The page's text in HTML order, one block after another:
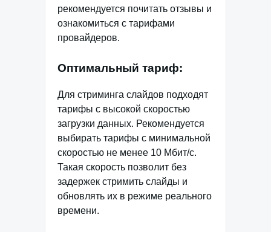
рекомендуется почитать отзывы и
ознакомиться с тарифами
провайдеров.
Оптимальный тариф:
Для стриминга слайдов подходят
тарифы с высокой скоростью
загрузки данных. Рекомендуется
выбирать тарифы с минимальной
скоростью не менее 10 Мбит/с.
Такая скорость позволит без
задержек стримить слайды и
обновлять их в режиме реального
времени.